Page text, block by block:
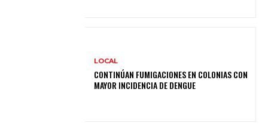
LOCAL
CONTINÚAN FUMIGACIONES EN COLONIAS CON
MAYOR INCIDENCIA DE DENGUE